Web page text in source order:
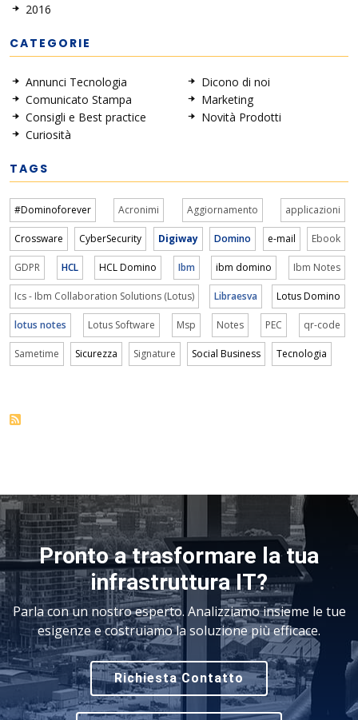
2016
CATEGORIE
Annunci Tecnologia
Comunicato Stampa
Consigli e Best practice
Curiosità
Dicono di noi
Marketing
Novità Prodotti
TAGS
#Dominoforever Acronimi Aggiornamento applicazioni
Crossware CyberSecurity Digiway Domino e-mail Ebook
GDPR HCL HCL Domino Ibm ibm domino Ibm Notes
Ics - Ibm Collaboration Solutions (Lotus) Libraesva Lotus Domino
lotus notes Lotus Software Msp Notes PEC qr-code
Sametime Sicurezza Signature Social Business Tecnologia
Pronto a trasformare la tua
infrastruttura IT?
Parla con un nostro esperto. Analizziamo insieme le tue
esigenze e costruiamo la soluzione più efficace.
Richiesta Contatto